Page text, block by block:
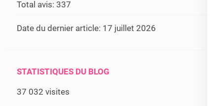
Total avis: 337
Date du dernier article: 17 juillet 2026
STATISTIQUES DU BLOG
37 032 visites